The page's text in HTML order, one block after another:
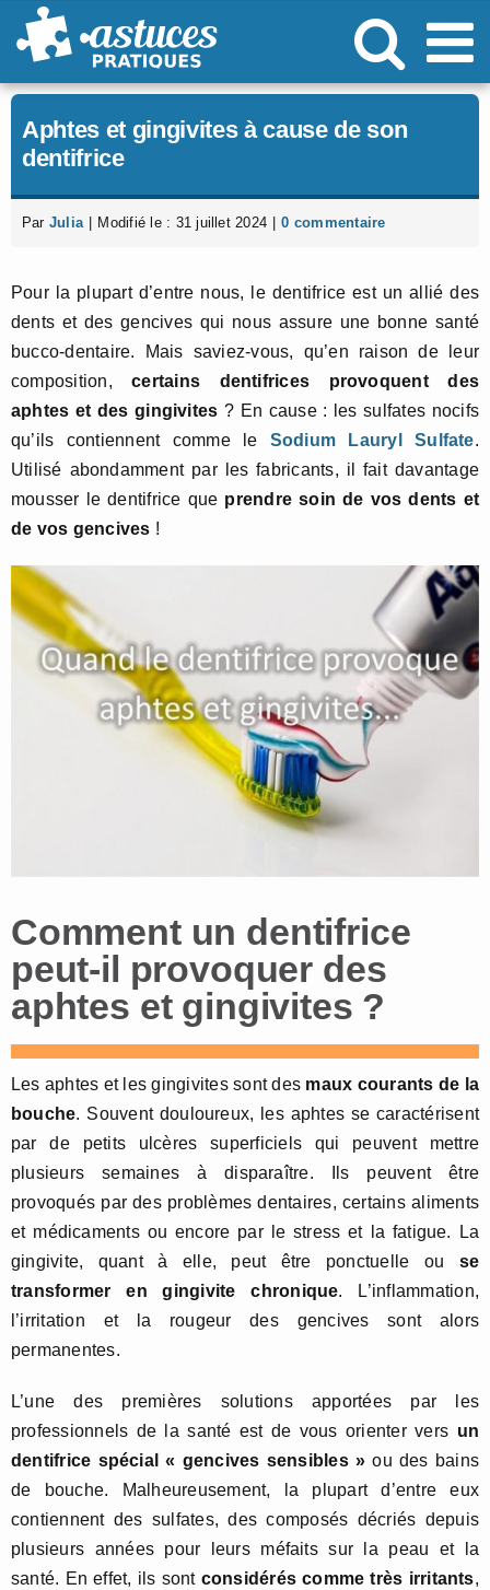
Passer
au
Aphtes et gingivites à cause de son
dentifrice
Par Julia Modifié le : 31 juillet 2024 0 commentaire
Pour la plupart d’entre nous, le dentifrice est un allié des
dents et des gencives qui nous assure une bonne santé
bucco-dentaire. Mais saviez-vous, qu’en raison de leur
composition,certains dentifrices provoquent des
aphtes et des gingivites ? En cause : les sulfates nocifs
qu’ils contiennent comme le Sodium Lauryl Sulfate.
Utilisé abondamment par les fabricants, il fait davantage
mousser le dentifrice que prendre soin de vos dents et
de vos gencives !
Comment un dentifrice
peut-il provoquer des
aphtes et gingivites ?
Les aphtes et les gingivites sont des maux courants de la
bouche. Souvent douloureux, les aphtes se caractérisent
par de petits ulcères superficiels qui peuvent mettre
plusieurs semaines à disparaître. Ils peuvent être
provoqués par des problèmes dentaires, certains aliments
et médicaments ou encore par le stress et la fatigue. La
gingivite, quant à elle, peut être ponctuelle ou se
transformer en gingivite chronique. L’inflammation,
l’irritation et la rougeur des gencives sont alors
permanentes.
L’une des premières solutions apportées par les
professionnels de la santé est de vous orienter vers un
dentifrice spécial « gencives sensibles » ou des bains
de bouche. Malheureusement, la plupart d’entre eux
contiennent des sulfates, des composés décriés depuis
plusieurs années pour leurs méfaits sur la peau et la
santé. En effet, ils sont considérés comme très irritants,